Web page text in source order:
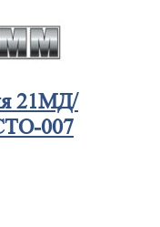
21МД/
007